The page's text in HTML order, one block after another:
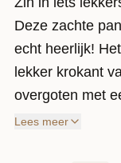
Deze zachte
echt heerlijk!
lekker krokant
overgoten met
Lees meer